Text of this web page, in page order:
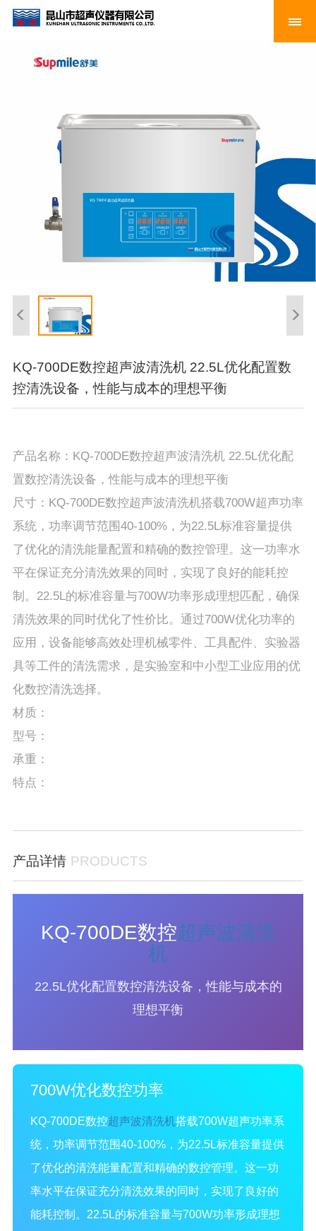
KQ-700DE数控超声波清洗机 22.5L优化配置数
控清洗设备，性能与成本的理想平衡
产品名称：KQ-700DE数控超声波清洗机 22.5L优化配
置数控清洗设备，性能与成本的理想平衡
尺寸：KQ-700DE数控超声波清洗机搭载700W超声功率
系统，功率调节范围40-100%，为22.5L标准容量提供
了优化的清洗能量配置和精确的数控管理。这一功率水
平在保证充分清洗效果的同时，实现了良好的能耗控
制。22.5L的标准容量与700W功率形成理想匹配，确保
清洗效果的同时优化了性价比。通过700W优化功率的
应用，设备能够高效处理机械零件、工具配件、实验器
具等工件的清洗需求，是实验室和中小型工业应用的优
化数控清洗选择。
材质：
型号：
承重：
特点：
产品详情 PRODUCTS
KQ-700DE数控超声波清洗
机
22.5L优化配置数控清洗设备，性能与成本的
理想平衡
700W优化数控功率
KQ-700DE数控超声波清洗机搭载700W超声功率系
统，功率调节范围40-100%，为22.5L标准容量提供
了优化的清洗能量配置和精确的数控管理。这一功
率水平在保证充分清洗效果的同时，实现了良好的
能耗控制。22.5L的标准容量与700W功率形成理想